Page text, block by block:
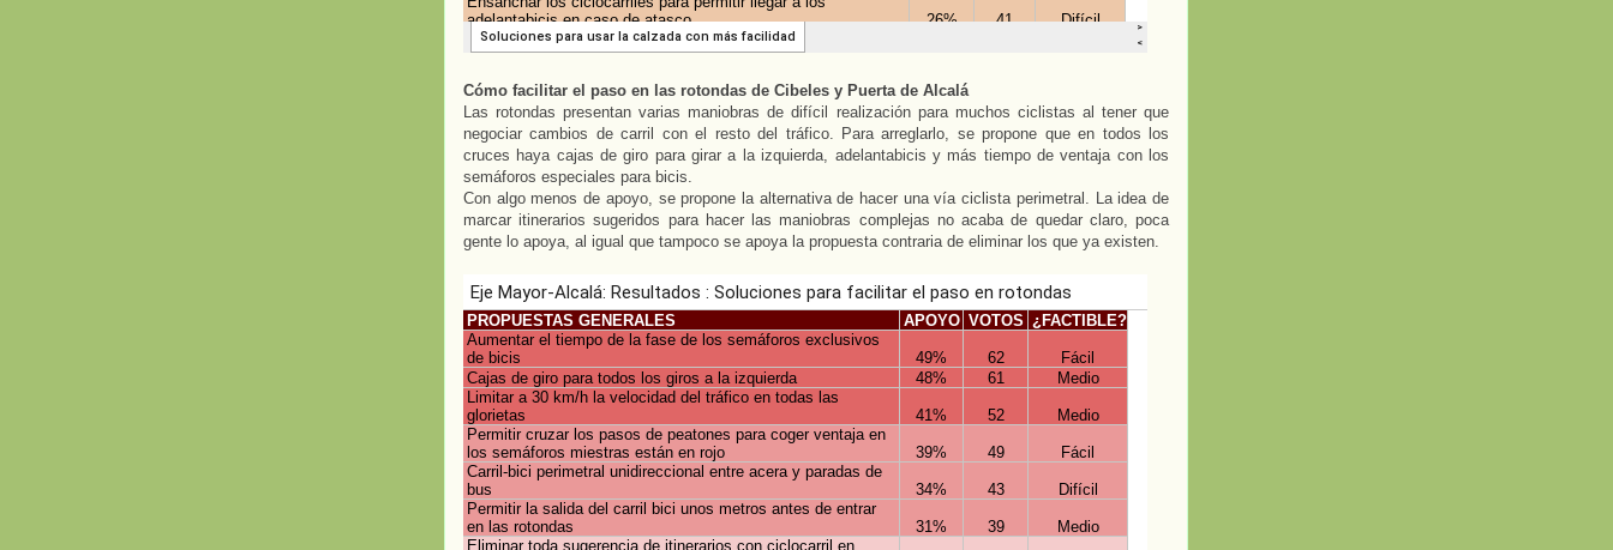
Cómo facilitar el paso en las rotondas de Cibeles y Puerta de Alcalá
Las rotondas presentan varias maniobras de difícil realización para muchos ciclistas al tener que
negociar cambios de carril con el resto del tráfico. Para arreglarlo, se propone que en todos los
cruces haya cajas de giro para girar a la izquierda, adelantabicis y más tiempo de ventaja con los
semáforos especiales para bicis.
Con algo menos de apoyo, se propone la alternativa de hacer una vía ciclista perimetral. La idea de
marcar itinerarios sugeridos para hacer las maniobras complejas no acaba de quedar claro, poca
gente lo apoya, al igual que tampoco se apoya la propuesta contraria de eliminar los que ya existen.